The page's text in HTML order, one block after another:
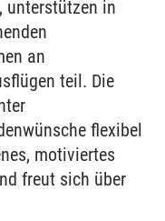
unterstützen in
an
teil. Die
flexibel
motiviertes
freut sich über